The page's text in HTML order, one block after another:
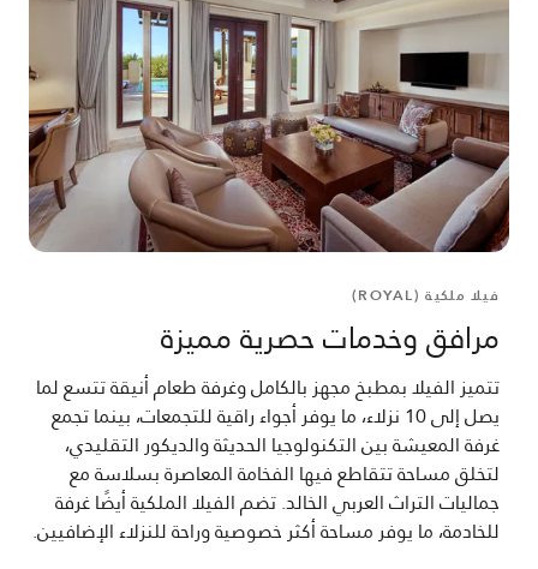
فيلا ملكية (ROYAL)
مرافق وخدمات حصرية مميزة
تتميز الفيلا بمطبخ مجهز بالكامل وغرفة طعام أنيقة تتسع لما
يصل إلى 10 نزلاء، ما يوفر أجواء راقية للتجمعات، بينما تجمع
غرفة المعيشة بين التكنولوجيا الحديثة والديكور التقليدي،
لتخلق مساحة تتقاطع فيها الفخامة المعاصرة بسلاسة مع
جماليات التراث العربي الخالد. تضم الفيلا الملكية أيضًا غرفة
للخادمة، ما يوفر مساحة أكثر خصوصية وراحة للنزلاء الإضافيين.